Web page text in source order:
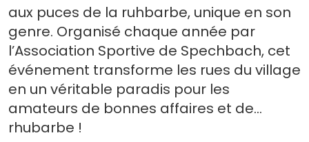
aux puces de la ruhbarbe, unique en son
genre. Organisé chaque année par
l’Association Sportive de Spechbach, cet
événement transforme les rues du village
en un véritable paradis pour les
amateurs de bonnes affaires et de…
rhubarbe !